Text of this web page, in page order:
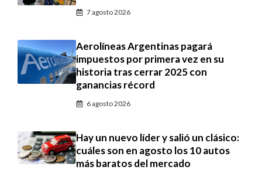
7 agosto 2026
Aerolíneas Argentinas pagará
impuestos por primera vez en su
historia tras cerrar 2025 con
ganancias récord
6 agosto 2026
Hay un nuevo líder y salió un clásico:
cuáles son en agosto los 10 autos
más baratos del mercado